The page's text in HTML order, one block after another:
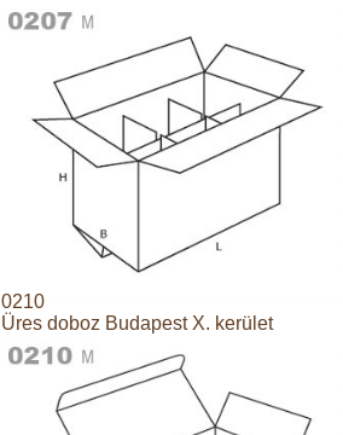
0210
Üres doboz Budapest X. kerület